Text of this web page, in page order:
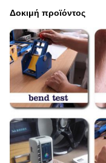
Δοκιμή προϊόντος